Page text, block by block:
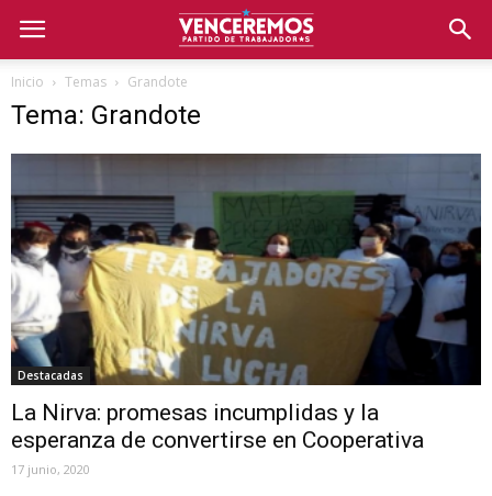
Inicio Temas Grandote
Tema: Grandote
Destacadas
La Nirva: promesas incumplidas y la
esperanza de convertirse en Cooperativa
17 junio, 2020